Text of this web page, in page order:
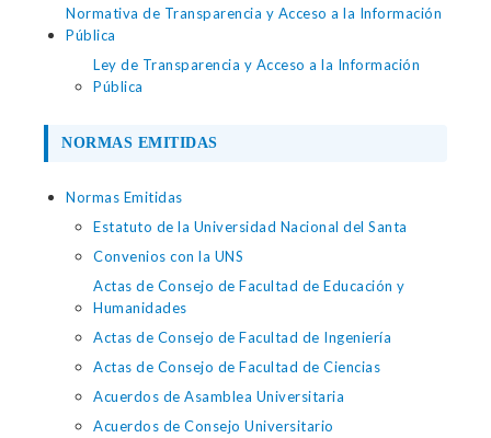
Normativa de Transparencia y Acceso a la Información
Pública
Ley de Transparencia y Acceso a la Información
Pública
NORMAS EMITIDAS
Normas Emitidas
Estatuto de la Universidad Nacional del Santa
Convenios con la UNS
Actas de Consejo de Facultad de Educación y
Humanidades
Actas de Consejo de Facultad de Ingeniería
Actas de Consejo de Facultad de Ciencias
Acuerdos de Asamblea Universitaria
Acuerdos de Consejo Universitario